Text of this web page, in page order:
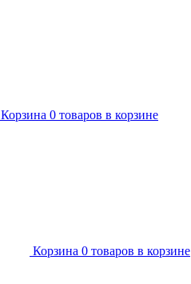
Корзина 0 товаров в корзине
Корзина 0 товаров в корзине